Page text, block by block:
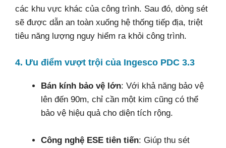
các khu vực khác của công trình. Sau đó, dòng sét
sẽ được dẫn an toàn xuống hệ thống tiếp địa, triệt
tiêu năng lượng nguy hiểm ra khỏi công trình.
4. Ưu điểm vượt trội của Ingesco PDC 3.3
Bán kính bảo vệ lớn: Với khả năng bảo vệ
lên đến 90m, chỉ cần một kim cũng có thể
bảo vệ hiệu quả cho diện tích rộng.
Công nghệ ESE tiên tiến: Giúp thu sét